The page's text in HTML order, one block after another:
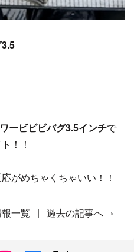
ービビビバグ3.5インチで
！！
がめちゃくちゃいい！！
一覧 | 過去の記事へ ›